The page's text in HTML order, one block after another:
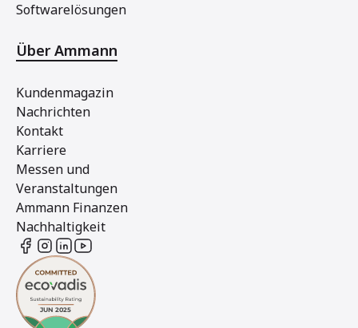
Softwarelösungen
Über Ammann
Kundenmagazin
Nachrichten
Kontakt
Karriere
Messen und
Veranstaltungen
Ammann Finanzen
Nachhaltigkeit